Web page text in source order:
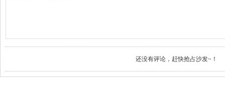
还没有评论，赶快抢占沙发~！